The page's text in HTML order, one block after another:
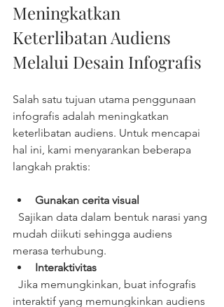
Meningkatkan
Keterlibatan Audiens
Melalui Desain Infografis
Salah satu tujuan utama penggunaan
infografis adalah meningkatkan
keterlibatan audiens. Untuk mencapai
hal ini, kami menyarankan beberapa
langkah praktis:
Gunakan cerita visual
mudah diikuti sehingga audiens
merasa terhubung.
Interaktivitas
interaktif yang memungkinkan audiens